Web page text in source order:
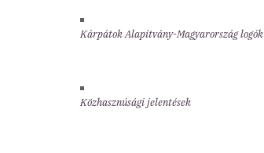
Kárpátok Alapítvány-Magyarország logók
Közhasznúsági jelentések